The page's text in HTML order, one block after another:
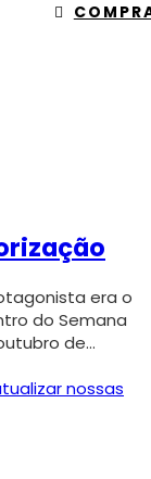
era o
do Semana
de…